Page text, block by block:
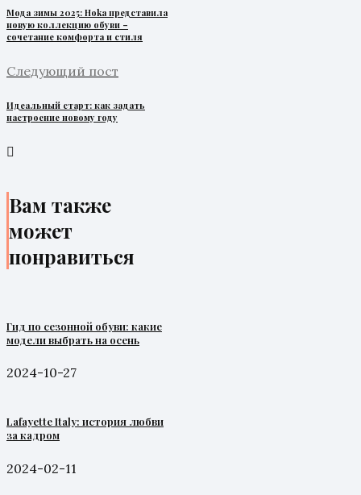
Мода зимы 2025: Hoka представила
новую коллекцию обуви –
сочетание комфорта и стиля
Следующий пост
Идеальный старт: как задать
настроение новому году
Вам также
может
понравиться
Гид по сезонной обуви: какие
модели выбрать на осень
2024-10-27
Lafayette Italy: история любви
за кадром
2024-02-11